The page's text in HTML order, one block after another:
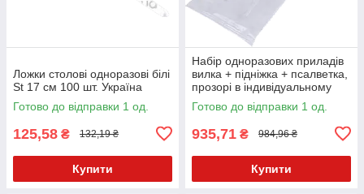
Ложки столові одноразові білі
St 17 см 100 шт. Україна
Готово до відправки 1 од.
125,58 ₴ 132,19 ₴
Купити
Набір одноразових приладів
вилка + підніжка + псалветка,
прозорі в індивідуальному
пакованні 100 шт.
Готово до відправки 1 од.
935,71 ₴ 984,96 ₴
Купити